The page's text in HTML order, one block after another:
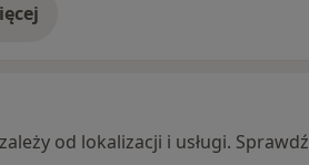
od lokalizacji i usługi. Sprawdź